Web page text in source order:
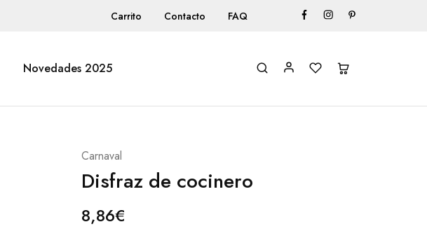
Carrito Contacto FAQ
Novedades 2025
Carnaval
Disfraz de cocinero
8,86€